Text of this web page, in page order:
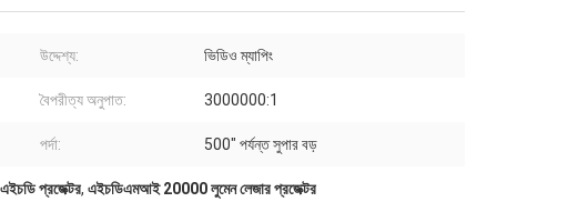
উদ্দেশ্য: ভিডিও ম্যাপিং
বৈপরীত্য অনুপাত: 3000000:1
পর্দা: 500" পর্যন্ত সুপার বড়
প্রজেক্টর, এইচডিএমআই 20000 লুমেন লেজার প্রজেক্টর